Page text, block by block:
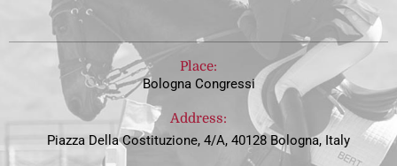
Place:
Bologna Congressi
Address:
Piazza Della Costituzione, 4/A, 40128 Bologna, Italy